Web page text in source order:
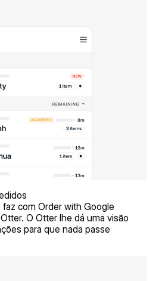
com Order with Google
O Otter lhe dá uma visão
para que nada passe